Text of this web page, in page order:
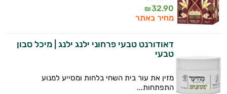
32.90
₪
מחיר באתר
דאודורנט טבעי פרחוני ילנג ילנג | מיכל סבון
טבעי
מזין את עור בית השחי בלחות ומסייע למנוע
התפתחות...